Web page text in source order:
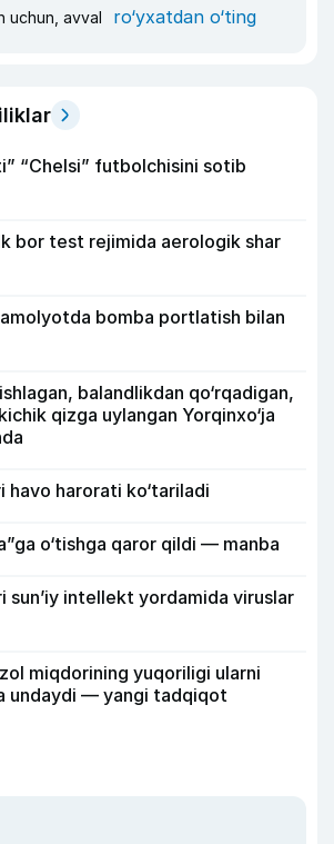
uchun, avval ro‘yxatdan o‘ting
“Chelsi” futbolchisini sotib
bor test rejimida aerologik shar
bomba portlatish bilan
balandlikdan qo‘rqadigan,
qizga uylangan Yorqinxo‘ja
havo harorati ko‘tariladi
o‘tishga qaror qildi — manba
sun’iy intellekt yordamida viruslar
miqdorining yuqoriligi ularni
undaydi — yangi tadqiqot